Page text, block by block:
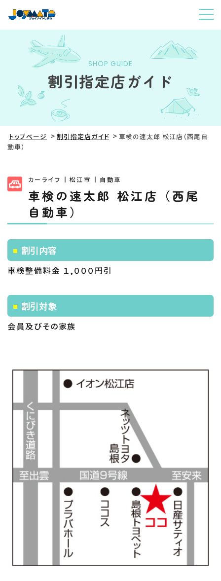
SHOP GUIDE
割引指定店ガイド
トップページ 割引指定店ガイド
車検の速太郎 松江店（西尾自
動車）
カーライフ 松江市 自動車
車検の速太郎 松江店（西尾
自動車）
割引内容
車検整備料金 １,０００円引
割引対象
会員及びその家族